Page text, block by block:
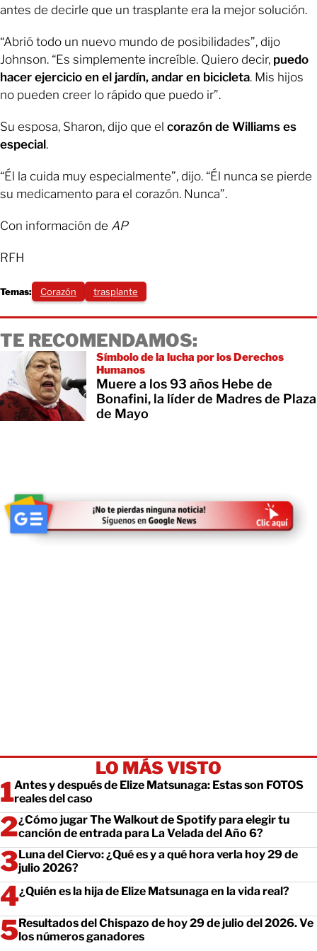
antes de decirle que un trasplante era la mejor solución.
“Abrió todo un nuevo mundo de posibilidades”, dijo
Johnson. “Es simplemente increíble. Quiero decir, puedo
hacer ejercicio en el jardín, andar en bicicleta. Mis hijos
no pueden creer lo rápido que puedo ir”.
Su esposa, Sharon, dijo que el corazón de Williams es
especial.
“Él la cuida muy especialmente”, dijo. “Él nunca se pierde
su medicamento para el corazón. Nunca”.
Con información de AP
RFH
Temas: Corazón trasplante
TE RECOMENDAMOS:
Símbolo de la lucha por los Derechos
Humanos
Muere a los 93 años Hebe de
Bonafini, la líder de Madres de Plaza
de Mayo
LO MÁS VISTO
Antes y después de Elize Matsunaga: Estas son FOTOS
reales del caso
¿Cómo jugar The Walkout de Spotify para elegir tu
canción de entrada para La Velada del Año 6?
Luna del Ciervo: ¿Qué es y a qué hora verla hoy 29 de
julio 2026?
¿Quién es la hija de Elize Matsunaga en la vida real?
Resultados del Chispazo de hoy 29 de julio del 2026. Ve
los números ganadores